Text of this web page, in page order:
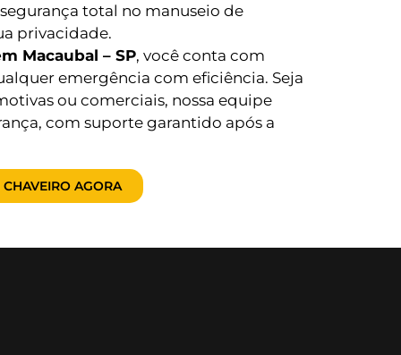
total no manuseio de
privacidade.
Macaubal – SP, você conta com
emergência com eficiência. Seja
ou comerciais, nossa equipe
com suporte garantido após a
AGORA